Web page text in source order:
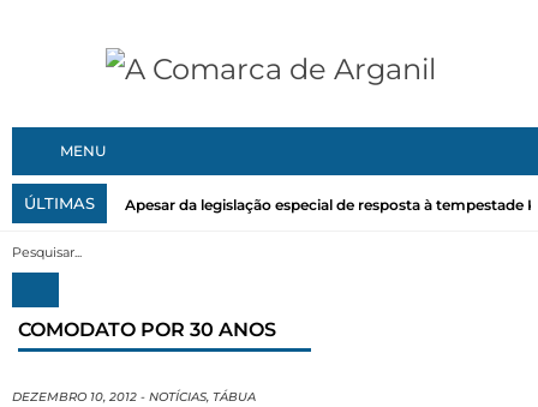
MENU
ÚLTIMAS Apesar da legislação especial de resposta à tempestade
COMODATO POR 30 ANOS
DEZEMBRO 10, 2012 - NOTÍCIAS, TÁBUA